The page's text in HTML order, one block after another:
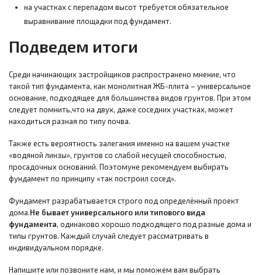
на участках с перепадом высот требуется обязательное
выравнивание площадки под фундамент.
Подведем итоги
Среди начинающих застройщиков распространено мнение, что
такой тип фундамента, как монолитная ЖБ-плита – универсальное
основание, подходящее для большинства видов грунтов. При этом
следует помнить,что на двух, даже соседних участках, может
находиться разная по типу почва.
Также есть вероятность залегания именно на вашем участке
«водяной линзы», грунтов со слабой несущей способностью,
просадочных оснований. Поэтомуне рекомендуем выбирать
фундамент по принципу «так построил сосед».
Фундамент разрабатывается строго под определённый проект
дома.Не бывает универсального или типового вида
фундамента, одинаково хорошо подходящего под разные дома и
типы грунтов. Каждый случай следует рассматривать в
индивидуальном порядке.
Напишите или позвоните нам, и мы поможем вам выбрать